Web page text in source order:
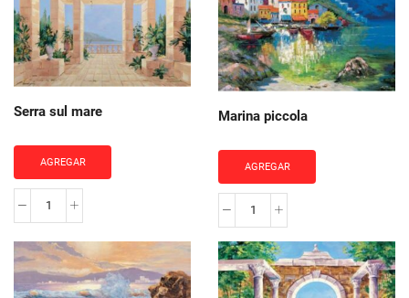
Serra sul mare
AGREGAR
Serra
mare
cantidad
Marina piccola
AGREGAR
Marina
piccola
cantidad